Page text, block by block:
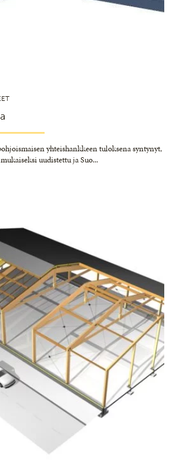
yhteishankkeen tuloksena syntynyt,
uudistettu ja Suo...